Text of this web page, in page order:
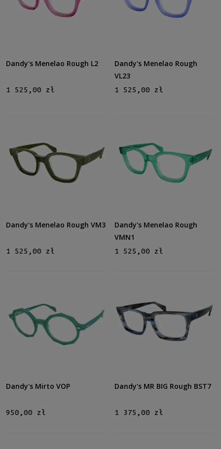
Dandy's Menelao Rough L2
1 525,00 zł
Dandy's Menelao Rough
VL23
1 525,00 zł
Dandy's Menelao Rough VM3
1 525,00 zł
Dandy's Menelao Rough
VMN1
1 525,00 zł
Dandy's Mirto VOP
950,00 zł
Dandy's MR BIG Rough BST7
1 375,00 zł